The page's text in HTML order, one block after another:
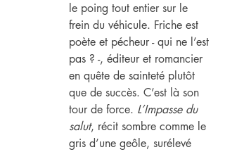
le poing tout entier sur le
frein du véhicule. Friche est
poète et pécheur - qui ne l’est
pas ? -, éditeur et romancier
en quête de sainteté plutôt
que de succès. C’est là son
tour de force. L’Impasse du
salut, récit sombre comme le
gris d’une geôle, surélevé